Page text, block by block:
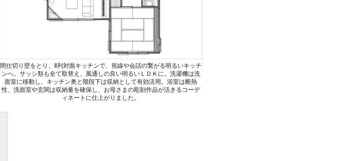
間仕切り壁をとり、Ⅱ列対面キッチンで、視線や会話の繋がる明るいキッチ
ンへ。サッシ類も全て取替え、風通しの良い明るいＬＤＫに。洗濯機は洗
面室に移動し、キッチン奥と階段下は収納として有効活用。浴室は断熱
性、洗面室や玄関は収納量を確保し、お母さまの彫刻作品が活きるコーデ
ィネートに仕上がりました。